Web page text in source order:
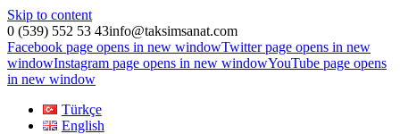
Skip to content
0 (539) 552 53 43info@taksimsanat.com
Facebook page opens in new windowTwitter page opens in new
windowInstagram page opens in new windowYouTube page opens
in new window
Türkçe
English